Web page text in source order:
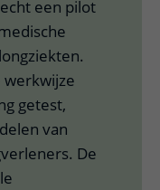
een pilot
werkwijze
getest,
van
De